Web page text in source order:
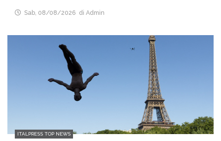
Sab, 08/08/2026 di Admin
ITALPRESS TOP NEWS